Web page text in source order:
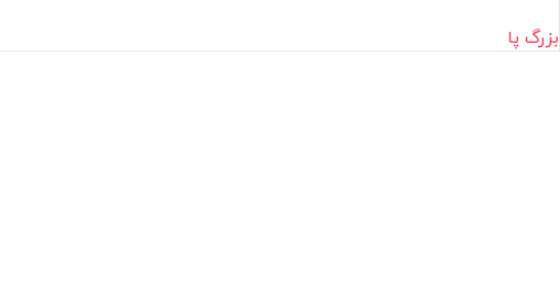
بزرگ پا